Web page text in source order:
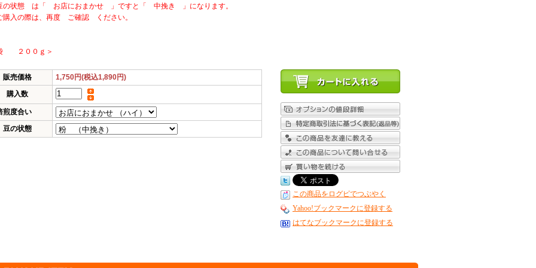
状態 は「 お店におまかせ 」ですと「 中挽き 」になります。
入の際は、再度 ご確認 ください。
２００ｇ＞
販売価格
1,750円(税込1,890円)
購入数
煎度合い
豆の状態
この商品をログピでつぶやく
Yahoo!ブックマークに登録する
はてなブックマークに登録する